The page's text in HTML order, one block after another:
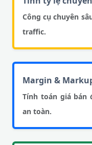
Công cụ chuyên
traffic.
Margin &
Tính toán giá bán
an toàn.